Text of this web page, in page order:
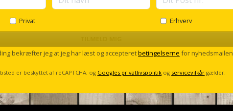
Privat Erhverv
bekræfter jeg at jeg har læst og accepteretbetingelserne for nyhedsmailen
er beskyttet af reCAPTCHA, og Googles privatlivspolitik og servicevilkår gælder.